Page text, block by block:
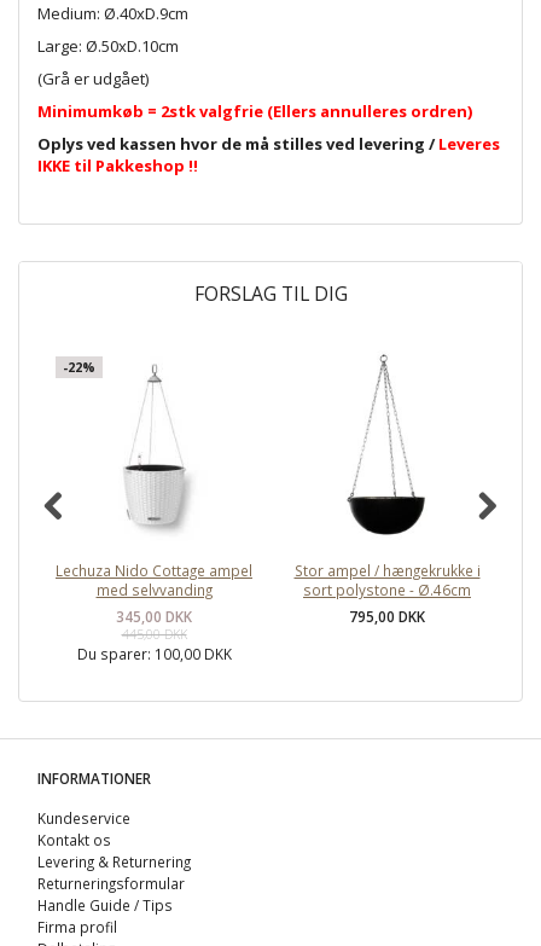
Medium: Ø.40xD.9cm
Large: Ø.50xD.10cm
(Grå er udgået)
Minimumkøb = 2stk valgfrie (Ellers annulleres ordren)
Oplys ved kassen hvor de må stilles ved levering /Leveres
IKKE til Pakkeshop !!
FORSLAG TIL DIG
-22%
Lechuza Nido Cottage ampel
med selvvanding
345,00 DKK
445,00 DKK
Du sparer: 100,00 DKK
Stor ampel / hængekrukke i
sort polystone - Ø.46cm
795,00 DKK
INFORMATIONER
Kundeservice
Kontakt os
Levering & Returnering
Returneringsformular
Handle Guide / Tips
Firma profil